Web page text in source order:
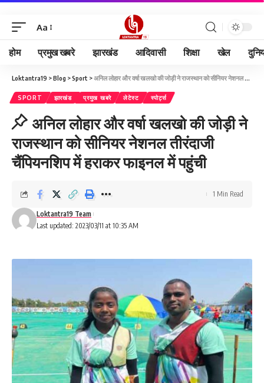
Aa
होम प्रमुख खबरे झारखंड आदिवासी शिक्षा खेल
Loktantra19 >Blog >Sport >अनिल लोहार और वर्षा खलखो की जोड़ी ने राजस्थान को सीनियर नेशनल तीरंदाजी चैंपियनशिप में हराकर फाइनल में पहुंची
SPORT झारखंड प्रमुख खबरे लेटेस्ट स्पोर्ट्स
अनिल लोहार और वर्षा खलखो की जोड़ी ने
राजस्थान को सीनियर नेशनल तीरंदाजी
चैंपियनशिप में हराकर फाइनल में पहुंची
Last updated: 2023/03/11 at 10:35 AM
Loktantra19 Team
1 Min Read